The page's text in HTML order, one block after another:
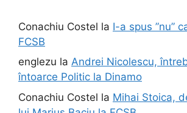
Conachiu Costel la I-a spus ”nu”
FCSB
englezu la Andrei Nicolescu,
întoarce Politic la Dinamo
Conachiu Costel la Mihai Stoica,